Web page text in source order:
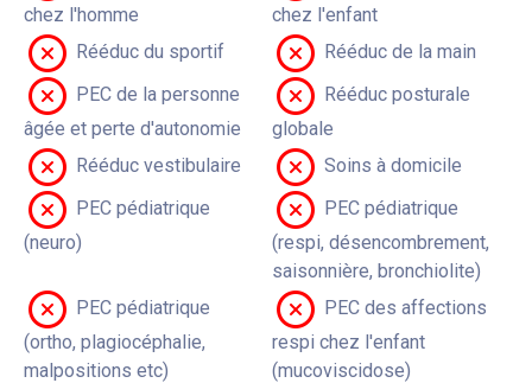
chez l'homme
chez l'enfant
Rééduc du sportif
Rééduc de la main
PEC de la personne
âgée et perte d'autonomie
Rééduc posturale
globale
Rééduc vestibulaire
Soins à domicile
PEC pédiatrique
(neuro)
PEC pédiatrique
(respi, désencombrement,
saisonnière, bronchiolite)
PEC pédiatrique
(ortho, plagiocéphalie,
malpositions etc)
PEC des affections
respi chez l'enfant
(mucoviscidose)